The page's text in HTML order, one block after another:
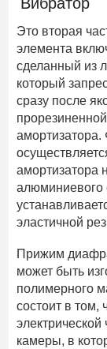
Это вторая
элемента
сделанный из
который
сразу после
амортизатора.
амортизатора
алюминиевого
эластичной
Прижим
может быть
полимерного
состоит в том,
электрической
камеры, в